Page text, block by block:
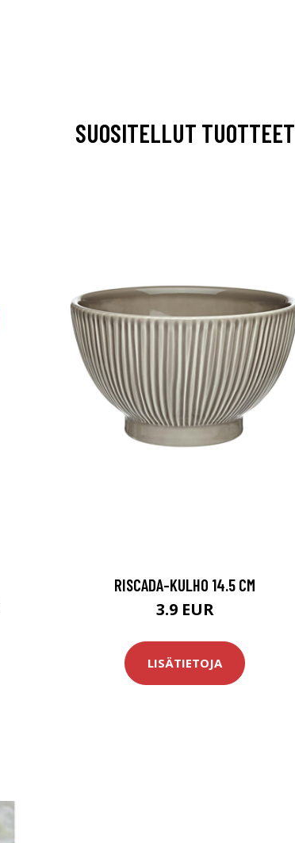
SUOSITELLUT TUOTTEET
RISCADA-KULHO 14.5 CM
3.9 EUR
LISÄTIETOJA